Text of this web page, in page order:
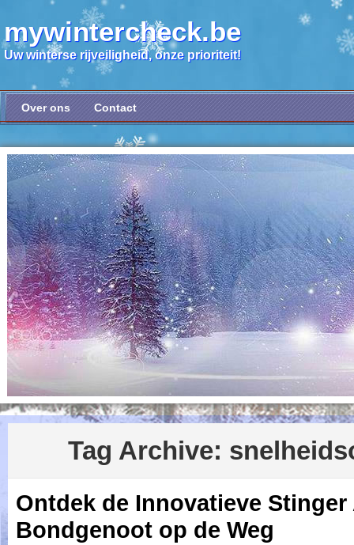
mywintercheck.be
Uw winterse rijveiligheid, onze prioriteit!
Over ons Contact
Tag Archive:
Ontdek de Innovatieve
Bondgenoot op de Weg